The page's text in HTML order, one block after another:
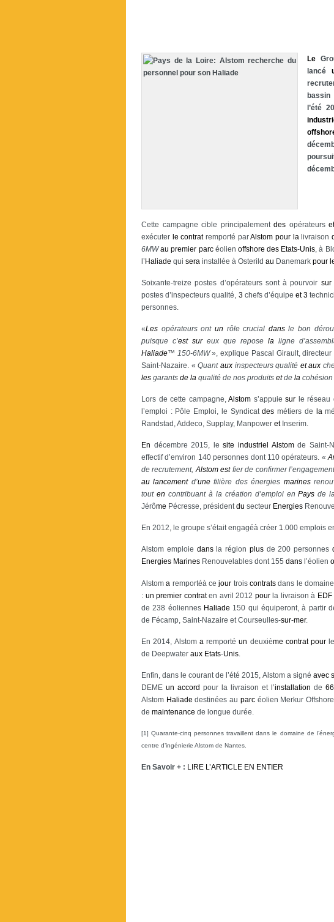
Le
lancé
bassin
l’été
Cette campagne cible principalementdes opérateurs
exécuter le contratremporté parAlstom pour lalivraison
6MWau premier parcéolien offshore des Etats-Unis, à
l’ Haliade qui sera installée à Osterild au Danemark pour
Soixante-treize postes d’opérateurs sont à pourvoir sur
postes d’inspecteurs qualité, 3chefs d’équipe et 3
personnes.
«Les opérateurs ont un rôle crucial dansle bon
puisque c’est sureux que repose la ligne
Haliade™ 150-6MW», explique Pascal Girault, directeur
Saint-Nazaire. « Quant auxinspecteurs qualité et aux
les garants de la qualité de nos produits etde la
Lors de cette campagne,Alstom s’appuiesur le réseau
l’emploi : Pôle Emploi, le Syndicatdes métiers de la
Randstad, Addeco, Supplay, Manpower etInserim.
En décembre 2015, lesite industriel Alstomde Saint-
effectif d’environ 140 personnes dont 110 opérateurs. «
de recrutement,Alstom estfier de confirmer
au lancementd’unefilière des énergies marines
tout en contribuant à la création d’emploi enPays de
Jérôme Pécresse, présidentdu secteur Energies
En 2012, le groupe s’était engagéà créer 1.000 emplois
Alstom emploie dansla région plusde 200 personnes
Energies Marines Renouvelables dont 155 dans l’éolien
Alstoma remportéà cejour troiscontrats dans le
: un premier contraten avril 2012 pourla livraison à EDF
de 238 éoliennes Haliade 150 qui équiperont, à partir
de Fécamp, Saint-Nazaire et Courseulles-sur-mer.
En 2014, Alstom aremportéun deuxième contrat pour le
de Deepwater aux Etats-Unis.
Enfin, dans le courant de l’été 2015, Alstom a signé avec
DEME un accord pour la livraison et l’installation de 66
Alstom Haliade destinées au parcéolien Merkur
de maintenance de longue durée.
[1] Quarante-cinq personnes travaillent dans le domaine de
centre d’ingénierie Alstom de Nantes.
En Savoir + : LIRE L’ARTICLE EN ENTIER